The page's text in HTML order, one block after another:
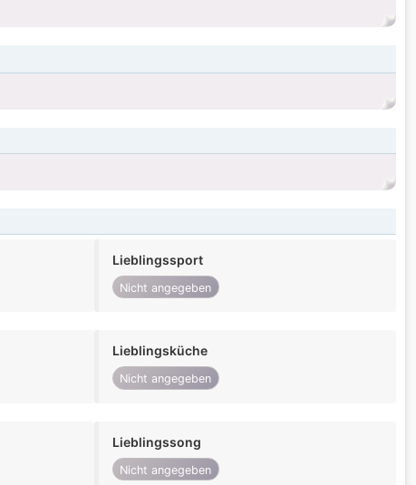
Lieblingssport
Nicht angegeben
Lieblingsküche
Nicht angegeben
Lieblingssong
Nicht angegeben